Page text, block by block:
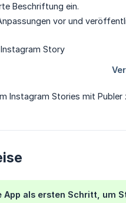
Beschriftung ein.
vor und
Instagram Stories mit Publer
App als ersten Schritt, um